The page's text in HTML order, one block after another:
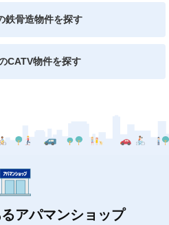
鉄骨造物件を探す
CATV物件を探す
アパマンショップ